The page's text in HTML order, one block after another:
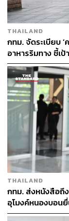
เล็กที่ประสบควา
สวนชุมชนโชฎึก,
คลองสาน
การนำเสนอส่วน
ยุทธศาสตร์การส
ด้วยการสร้างกร
คุณภาพชีวิตและค
ขึ้น หรือสามารถ
ตลอดเวลา โดย
สุขภาพ สิ่งแวดล้
ด้านชัชชาติกล่า
และประชาชน เ
แนวทางแก้ไขสู่อ
กระจายงานสู่พร
ที่จะขยายต่อไป แ
กล่าวทิ้งท้ายว่าไ
แต่สิ่งสำคัญคือก้
THAILAND
กทม. จัดระเบียบ
อาหารริมทาง ชี้เ
THAILAND
กทม. ส่งหนังสือถึ
อุโมงค์หนองบอน
มั่นคง เร่งแก้บิ๊กโ